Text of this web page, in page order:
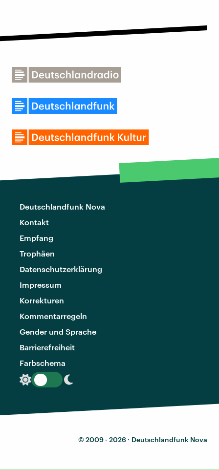
Deutschlandfunk Nova
Kontakt
Empfang
Trophäen
Datenschutzerklärung
Impressum
Korrekturen
Kommentarregeln
Gender und Sprache
Barrierefreiheit
Farbschema
© 2009 - 2026 · Deutschlandfunk Nova